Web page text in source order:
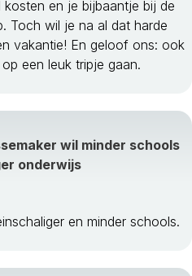
en je bijbaantje bij de
Toch wil je na al dat harde
vakantie! En geloof ons: ook
een leuk tripje gaan.
wil minder schools
onderwijs
en minder schools.